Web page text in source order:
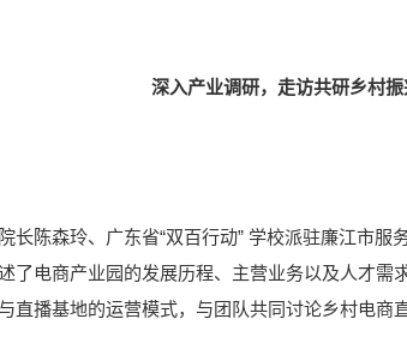
深入产业调研，走访共研乡村
长陈森玲、广东省“双百行动” 学校派驻廉江市
了电商产业园的发展历程、主营业务以及人才
播基地的运营模式，与团队共同讨论乡村电商